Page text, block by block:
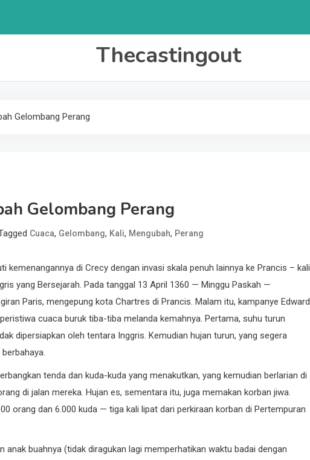
Thecastingout
Gelombang Perang
Gelombang Perang
Cuaca, Gelombang, Kali, Mengubah, Perang
kemenangannya di Crecy dengan invasi skala penuh lainnya ke Prancis – kali
yang Bersejarah. Pada tanggal 13 April 1360 — Minggu Paskah —
Paris, mengepung kota Chartres di Prancis. Malam itu, kampanye Edward
cuaca buruk tiba-tiba melanda kemahnya. Pertama, suhu turun
dipersiapkan oleh tentara Inggris. Kemudian hujan turun, yang segera
tenda dan kuda-kuda yang menakutkan, yang kemudian berlarian di
di jalan mereka. Hujan es, sementara itu, juga memakan korban jiwa.
orang dan 6.000 kuda — tiga kali lipat dari perkiraan korban di Pertempuran
anak buahnya (tidak diragukan lagi memperhatikan waktu badai dengan